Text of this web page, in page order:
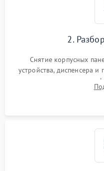
2.
Снятие корпусных
устройства, диспенсера и
внутренних узлов от
Промывка дренажных